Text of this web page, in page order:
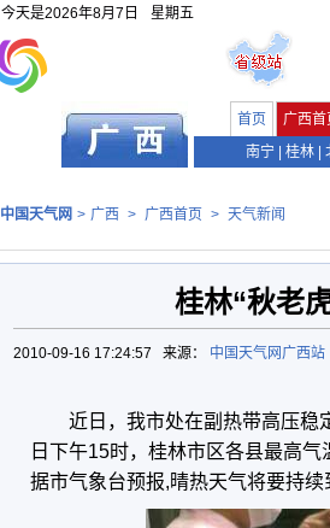
今天是2026年8月7日 星期五
首页 广西首
南宁
桂林
中国天气网 > 广西 > 广西首页 > 天气新闻
桂林“秋老
2010-09-16 17:24:57 来源： 中国天气网广西站
近日，我市处在副热带高压稳
日下午15时，桂林市区各县最高
据市气象台预报,晴热天气将要持续